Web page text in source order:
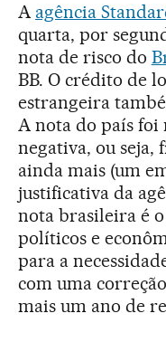
A agência
quarta, por
nota de risco do
BB. O crédito de
estrangeira
A nota do país foi
negativa, ou seja,
ainda mais (um
justificativa da
nota brasileira é
políticos e
para a
com uma
mais um ano de